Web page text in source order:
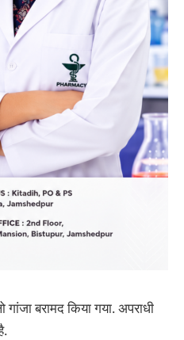
बरामद किया गया. अपराधी